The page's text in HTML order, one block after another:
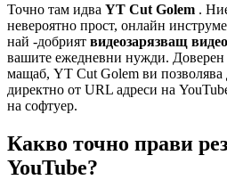
Точно там идва YT Cut Golem .
невероятно прост, онлайн
най -добрият видеозарязващ
вашите ежедневни нужди. Доверен
мащаб, YT Cut Golem ви позволява
директно от URL адреси на
на софтуер.
Какво точно прави
YouTube?